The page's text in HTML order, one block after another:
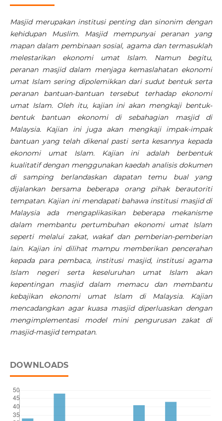
Masjid merupakan institusi penting dan sinonim dengan
kehidupan Muslim. Masjid mempunyai peranan yang
mapan dalam pembinaan sosial, agama dan termasuklah
melestarikan ekonomi umat Islam. Namun begitu,
peranan masjid dalam menjaga kemaslahatan ekonomi
umat Islam sering dipolemikkan dari sudut bentuk serta
peranan bantuan-bantuan tersebut terhadap ekonomi
umat Islam. Oleh itu, kajian ini akan mengkaji bentuk-
bentuk bantuan ekonomi di sebahagian masjid di
Malaysia. Kajian ini juga akan mengkaji impak-impak
bantuan yang telah dikenal pasti serta kesannya kepada
ekonomi umat Islam. Kajian ini adalah berbentuk
kualitatif dengan menggunakan kaedah analisis dokumen
di samping berlandaskan dapatan temu bual yang
dijalankan bersama beberapa orang pihak berautoriti
tempatan. Kajian ini mendapati bahawa institusi masjid di
Malaysia ada mengaplikasikan beberapa mekanisme
dalam membantu pertumbuhan ekonomi umat Islam
seperti melalui zakat, wakaf dan pemberian-pemberian
lain. Kajian ini dilihat mampu memberikan pencerahan
kepada para pembaca, institusi masjid, institusi agama
Islam negeri serta keseluruhan umat Islam akan
kepentingan masjid dalam memacu dan membantu
kebajikan ekonomi umat Islam di Malaysia. Kajian
mencadangkan agar kuasa masjid diperluaskan dengan
mengimplementasi model mini pengurusan zakat di
masjid-masjid tempatan.
DOWNLOADS